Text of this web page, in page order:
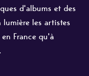
d'albums et des
les artistes
France qu'à